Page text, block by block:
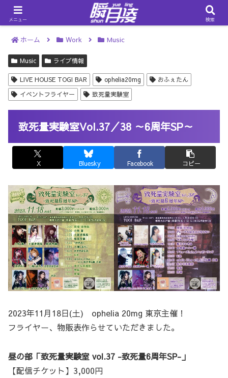
ホーム Work Music
Music ライブ情報
LIVE HOUSE TOGI BAR ophelia20mg
おふぇたん
イベントフライヤー
致死量実験室
致死量実験室Vol.37／38 ～6周年SP～
X Bluesky Facebook コピー
2023年11月18日(土) ophelia 20mg 東京主催！
フライヤー、物販表作らせていただきました。
昼の部「致死量実験室 vol.37 -致死量6周年SP-」
【配信チケット】3,000円
メニュー 検索